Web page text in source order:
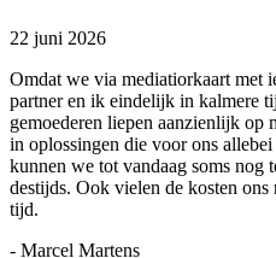
22 juni 2026
Omdat we via mediatiorkaart met
partner en ik eindelijk in kalmere
gemoederen liepen aanzienlijk op
in oplossingen die voor ons
kunnen we tot vandaag soms nog
destijds. Ook vielen de kosten ons
tijd.
- Marcel Martens